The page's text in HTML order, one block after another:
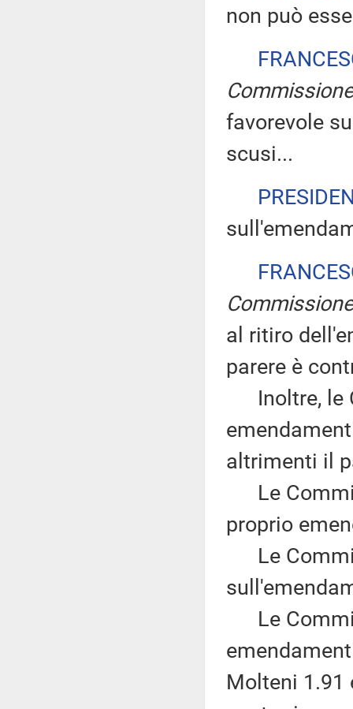
non può
Commissione
favorevole
scusi...
Commissione
al ritiro
parere è
Inoltre, le
altrimenti il
Le
proprio
Le
Le
Molteni 1.91